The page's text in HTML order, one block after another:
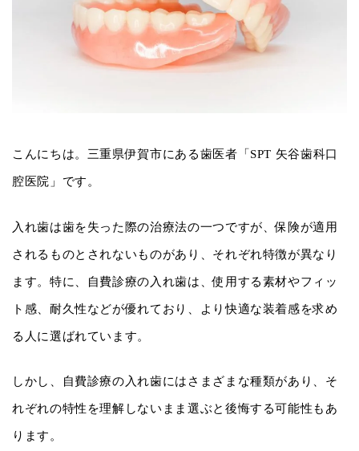
こんにちは。三重県伊賀市にある歯医者「SPT 矢谷歯科口
腔医院」です。
入れ歯は歯を失った際の治療法の一つですが、保険が適用
されるものとされないものがあり、それぞれ特徴が異なり
ます。特に、自費診療の入れ歯は、使用する素材やフィッ
ト感、耐久性などが優れており、より快適な装着感を求め
る人に選ばれています。
しかし、自費診療の入れ歯にはさまざまな種類があり、そ
れぞれの特性を理解しないまま選ぶと後悔する可能性もあ
ります。